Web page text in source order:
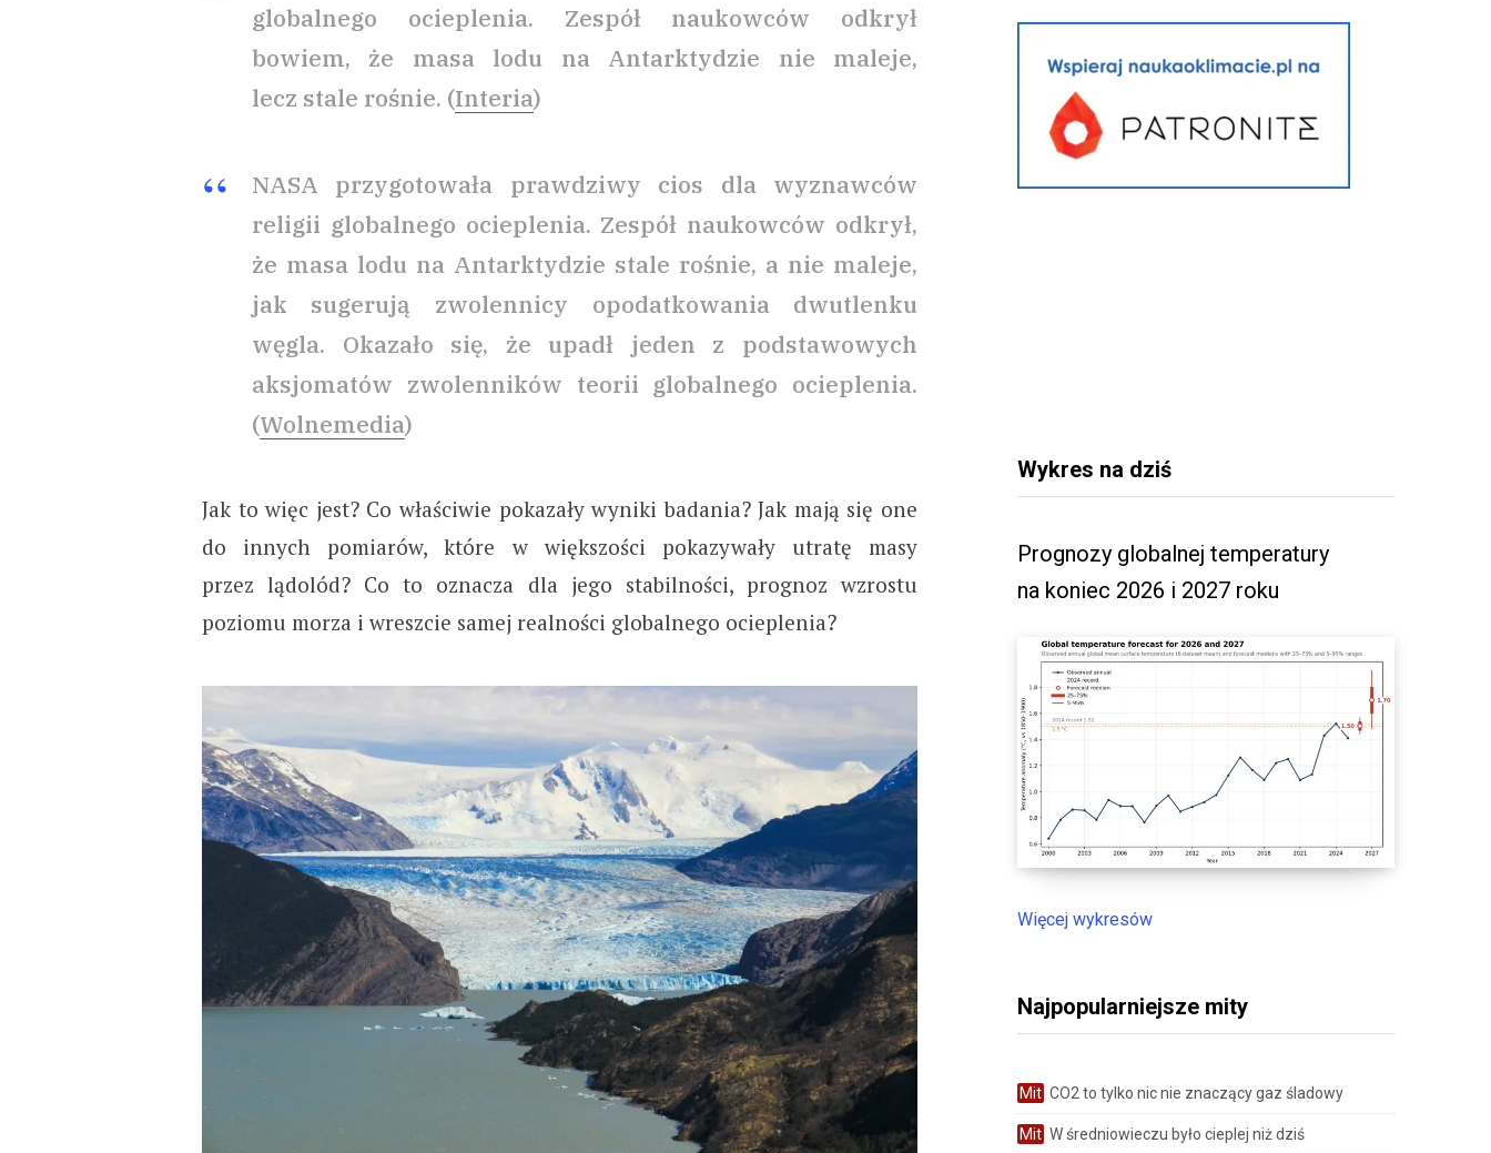
globalnego ocieplenia. Zespół naukowców odkrył
bowiem, że masa lodu na Antarktydzie nie maleje,
lecz stale rośnie. (Interia)
NASA przygotowała prawdziwy cios dla wyznawców
religii globalnego ocieplenia. Zespół naukowców odkrył,
że masa lodu na Antarktydzie stale rośnie, a nie maleje,
jak sugerują zwolennicy opodatkowania dwutlenku
węgla. Okazało się, że upadł jeden z podstawowych
aksjomatów zwolenników teorii globalnego ocieplenia.
(Wolnemedia)
Jak to więc jest? Co właściwie pokazały wyniki badania? Jak mają się one
do innych pomiarów, które w większości pokazywały utratę masy
przez lądolód? Co to oznacza dla jego stabilności, prognoz wzrostu
poziomu morza i wreszcie samej realności globalnego ocieplenia?
Wykres na dziś
Prognozy globalnej temperatury
na koniec 2026 i 2027 roku
Więcej wykresów
Najpopularniejsze mity
Mit CO2 to tylko nic nie znaczący gaz śladowy
Mit W średniowieczu było cieplej niż dziś